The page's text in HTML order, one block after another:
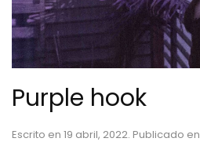
Purple hook
Escrito en 19 abril, 2022. Publicado en